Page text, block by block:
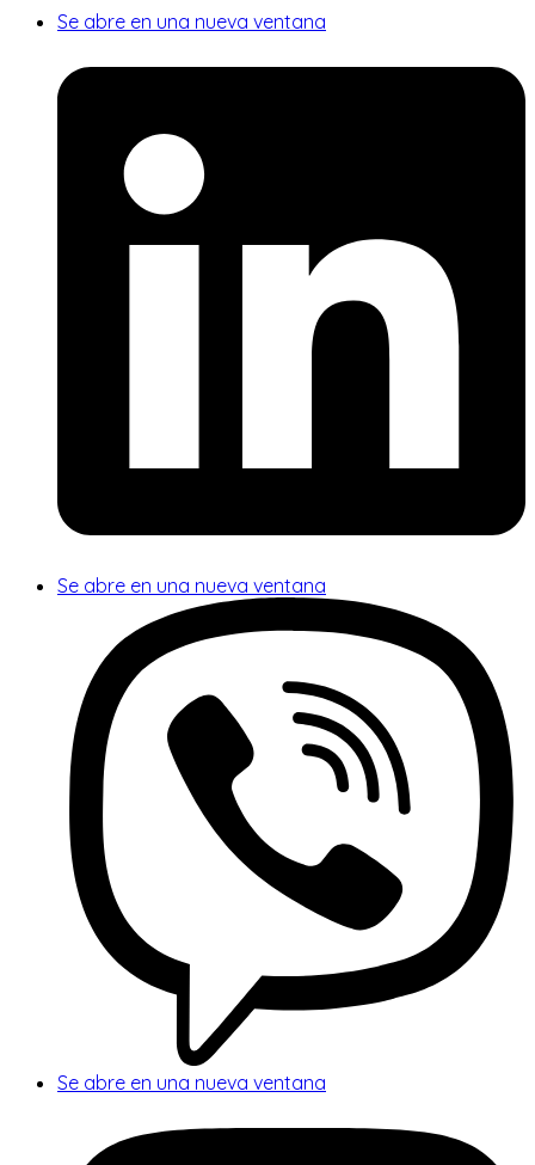
Se abre en una nueva ventana
Se abre en una nueva ventana
Se abre en una nueva ventana